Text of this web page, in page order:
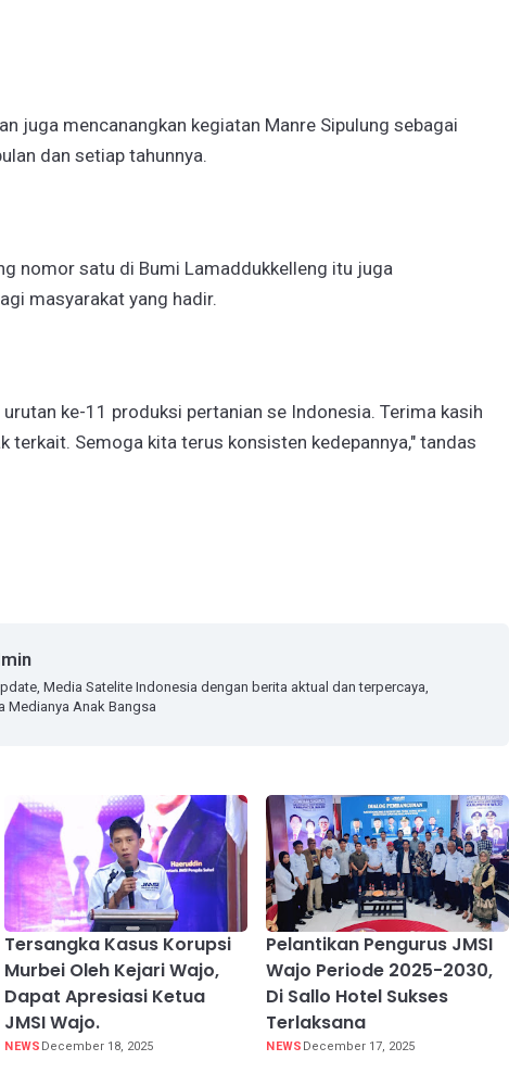
juga mencanangkan kegiatan Manre Sipulung sebagai
dan setiap tahunnya.
nomor satu di Bumi Lamaddukkelleng itu juga
masyarakat yang hadir.
ke-11 produksi pertanian se Indonesia. Terima kasih
terkait. Semoga kita terus konsisten kedepannya," tandas
Media Satelite Indonesia dengan berita aktual dan terpercaya,
Medianya Anak Bangsa
Tersangka Kasus Korupsi
Murbei Oleh Kejari Wajo,
Dapat Apresiasi Ketua
JMSI Wajo.
NEWS December 18, 2025
Pelantikan Pengurus JMSI
Wajo Periode 2025-2030,
Di Sallo Hotel Sukses
Terlaksana
NEWS December 17, 2025